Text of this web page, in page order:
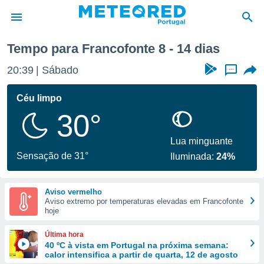
da
foi
fornecidas
a este
das
e
forma
digital
Tempo para Francofonte 8 - 14 dias
20:39 Sábado ...
Céu limpo
30°
Sensação de 31°
Lua minguante
Iluminada:24%
Aviso vermelho
Aviso extremo por temperaturas elevadas em Francofonte
hoje
Última hora
40 ºC à vista em Portugal na próxima semana:
calor intensifica a partir de quarta, 12 de agosto